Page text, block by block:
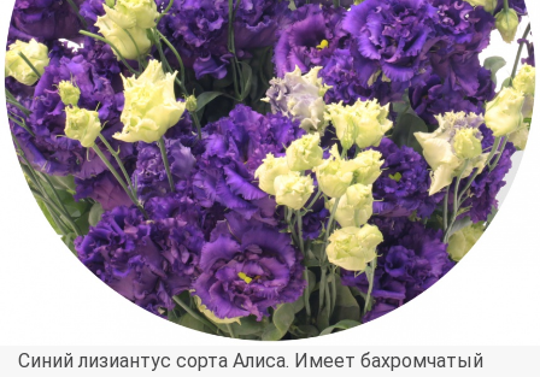
Синий лизиантус сорта Алиса. Имеет бахромчатый